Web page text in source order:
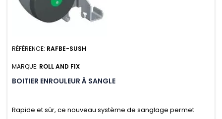
RÉFÉRENCE: RAFBE-SUSH
MARQUE: ROLL AND FIX
BOITIER ENROULEUR À SANGLE
Rapide et sûr, ce nouveau système de sanglage permet